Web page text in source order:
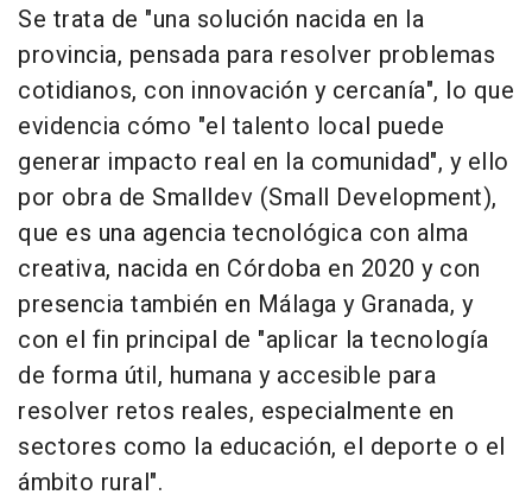
Se trata de "una solución nacida en la
provincia, pensada para resolver problemas
cotidianos, con innovación y cercanía", lo que
evidencia cómo "el talento local puede
generar impacto real en la comunidad", y ello
por obra de Smalldev (Small Development),
que es una agencia tecnológica con alma
creativa, nacida en Córdoba en 2020 y con
presencia también en Málaga y Granada, y
con el fin principal de "aplicar la tecnología
de forma útil, humana y accesible para
resolver retos reales, especialmente en
sectores como la educación, el deporte o el
ámbito rural".